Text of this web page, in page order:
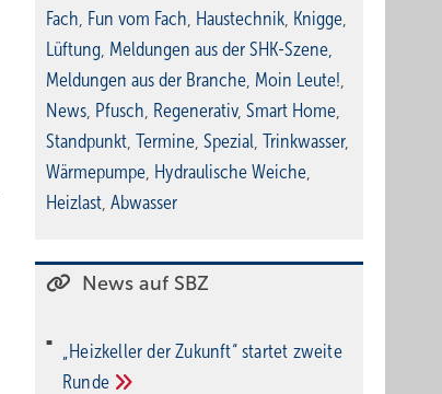
Fach, Fun vom Fach, Haustechnik, Knigge,
Lüftung, Meldungen aus der SHK-Szene,
Meldungen aus der Branche, Moin Leute!,
News, Pfusch, Regenerativ, Smart Home,
Standpunkt, Termine, Spezial, Trinkwasser,
Wärmepumpe, Hydraulische Weiche,
Heizlast, Abwasser
News auf SBZ
„Heizkeller der Zu­kunft“ star­tet zwei­te
Run­de